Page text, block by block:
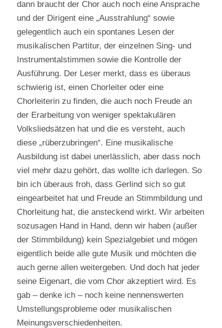
dann braucht der Chor auch noch eine Ansprache
und der Dirigent eine „Ausstrahlung“ sowie
gelegentlich auch ein spontanes Lesen der
musikalischen Partitur, der einzelnen Sing- und
Instrumentalstimmen sowie die Kontrolle der
Ausführung. Der Leser merkt, dass es überaus
schwierig ist, einen Chorleiter oder eine
Chorleiterin zu finden, die auch noch Freude an
der Erarbeitung von weniger spektakulären
Volksliedsätzen hat und die es versteht, auch
diese „rüberzubringen“. Eine musikalische
Ausbildung ist dabei unerlässlich, aber dass noch
viel mehr dazu gehört, das wollte ich darlegen. So
bin ich überaus froh, dass Gerlind sich so gut
eingearbeitet hat und Freude an Stimmbildung und
Chorleitung hat, die ansteckend wirkt. Wir arbeiten
sozusagen Hand in Hand, denn wir haben (außer
der Stimmbildung) kein Spezialgebiet und mögen
eigentlich beide alle gute Musik und möchten die
auch gerne allen weitergeben. Und doch hat jeder
seine Eigenart, die vom Chor akzeptiert wird. Es
gab – denke ich – noch keine nennenswerten
Umstellungsprobleme oder musikalischen
Meinungsverschiedenheiten.